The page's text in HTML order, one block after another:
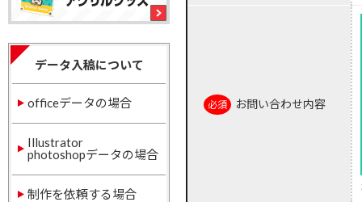
データ入稿について
officeデータの場合
Illustrator
photoshopデータの場合
制作を依頼する場合
お問い合わせ内容